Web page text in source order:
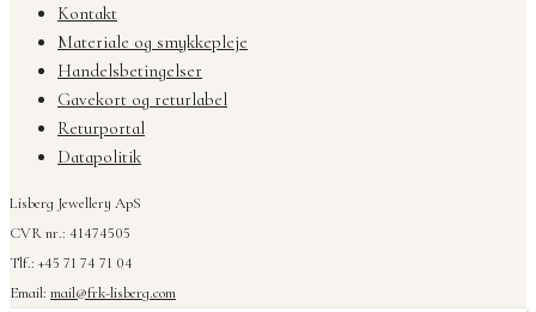
Kontakt
Materiale og smykkepleje
Handelsbetingelser
Gavekort og returlabel
Returportal
Datapolitik
Lisberg Jewellery ApS
CVR nr.: 41474505
Tlf.: +45 71 74 71 04
Email: mail@frk-lisberg.com